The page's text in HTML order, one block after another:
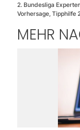
2. Bundesliga
Vorhersage, Tipphilfe
MEHR